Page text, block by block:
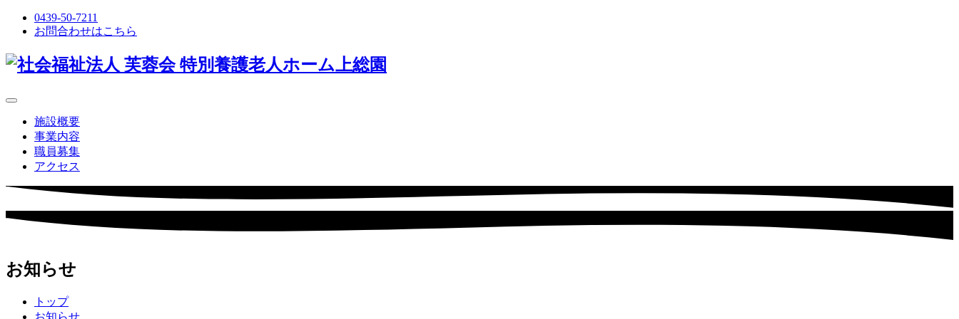
0439-50-7211
お問合わせはこちら
施設概要
事業内容
職員募集
アクセス
お知らせ
トップ